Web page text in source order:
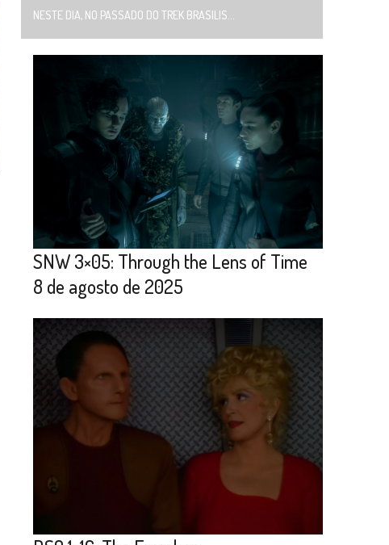
NESTE DIA, NO PASSADO DO TREK BRASILIS...
SNW 3×05: Through the Lens of Time
8 de agosto de 2025